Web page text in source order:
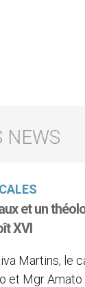
et un
XVI
Martins, le
et Mgr Amato